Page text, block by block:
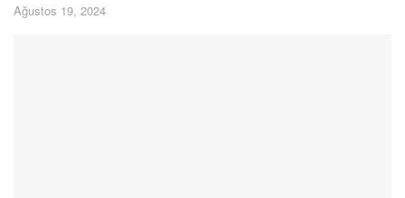
Ağustos 19, 2024